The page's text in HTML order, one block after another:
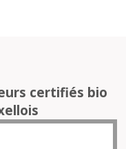
certifiés bio